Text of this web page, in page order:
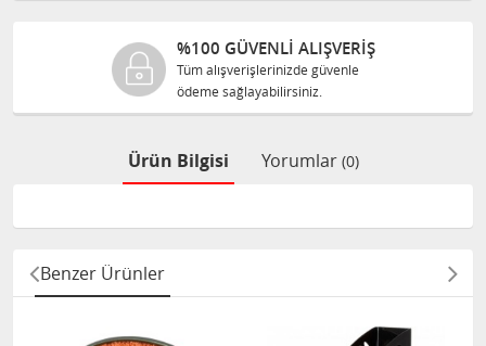
GÜVENLİ ALIŞVERİŞ
alışverişlerinizde güvenle
sağlayabilirsiniz.
Ürün Bilgisi Yorumlar (0)
Benzer Ürünler